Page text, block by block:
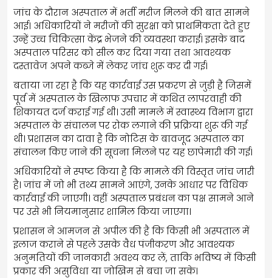
जांच के दौरान अस्पताल में भर्ती मरीज मिलने की बात सामने
आई। अधिकारियों ने मरीजों की सुरक्षा को प्राथमिकता देते हुए
उन्हें उच्च चिकित्सा केंद्र भेजने की व्यवस्था कराई। इसके बाद
अस्पताल परिसर को सील कर दिया गया तथा आवश्यक
दस्तावेज अपने कब्जे में लेकर जांच शुरू कर दी गई।
बताया जा रहा है कि यह कार्रवाई उस प्रकरण से जुड़ी है जिसमें
पूर्व में अस्पताल के खिलाफ उपचार में कथित लापरवाही की
शिकायत दर्ज कराई गई थी। उसी मामले में स्वास्थ्य विभाग द्वारा
अस्पताल के संचालन पर रोक लगाने की प्रक्रिया शुरू की गई
थी। प्रशासन का दावा है कि नोटिस के बावजूद अस्पताल का
संचालन किए जाने की सूचना मिलने पर यह छापेमारी की गई।
अधिकारियों ने स्पष्ट किया है कि मामले की विस्तृत जांच जारी
है। जांच में जो भी तथ्य सामने आएंगे, उनके आधार पर विधिक
कार्रवाई की जाएगी। वहीं अस्पताल प्रबंधन का पक्ष सामने आने
पर उसे भी नियमानुसार शामिल किया जाएगा।
प्रशासन ने आमजन से अपील की है कि किसी भी अस्पताल में
इलाज कराने से पहले उसके वैध पंजीकरण और आवश्यक
अनुमतियों की जानकारी अवश्य कर लें, ताकि भविष्य में किसी
प्रकार की असुविधा या जोखिम से बचा जा सके।